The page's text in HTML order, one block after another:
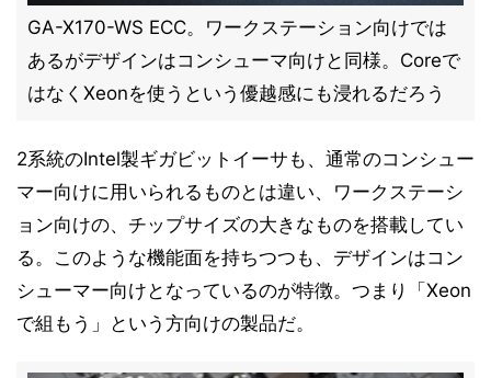
GA-X170-WS ECC。ワークステーション向けでは
あるがデザインはコンシューマ向けと同様。Coreで
はなくXeonを使うという優越感にも浸れるだろう
2系統のIntel製ギガビットイーサも、通常のコンシュー
マー向けに用いられるものとは違い、ワークステーシ
ョン向けの、チップサイズの大きなものを搭載してい
る。このような機能面を持ちつつも、デザインはコン
シューマー向けとなっているのが特徴。つまり「Xeon
で組もう」という方向けの製品だ。